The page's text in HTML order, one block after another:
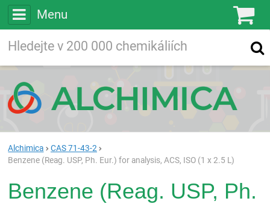
Menu
Vyhledávání
Alchimica
CAS 71-43-2
Benzene (Reag. USP, Ph. Eur.) for analysis, ACS, ISO (1 x 2.5 L)
Benzene (Reag. USP, Ph.